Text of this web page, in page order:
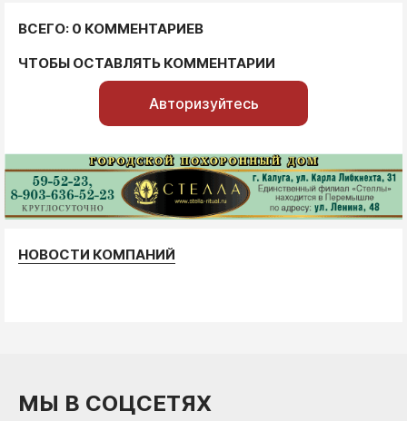
ВСЕГО: 0 КОММЕНТАРИЕВ
ЧТОБЫ ОСТАВЛЯТЬ КОММЕНТАРИИ
Авторизуйтесь
НОВОСТИ КОМПАНИЙ
МЫ В СОЦСЕТЯХ